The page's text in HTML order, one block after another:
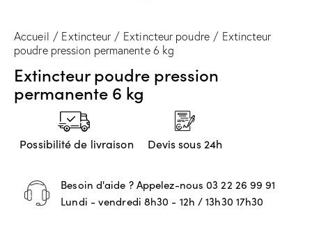
Accueil Extincteur Extincteur poudre
Extincteur
poudre pression permanente 6 kg
Extincteur poudre pression
permanente 6 kg
Possibilité de livraison Devis sous 24h
Besoin d'aide ? Appelez-nous03 22 26 99 91
Lundi - vendredi 8h30 - 12h / 13h30 17h30